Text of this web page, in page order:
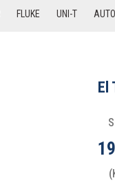
FLUKE UNI-T
El